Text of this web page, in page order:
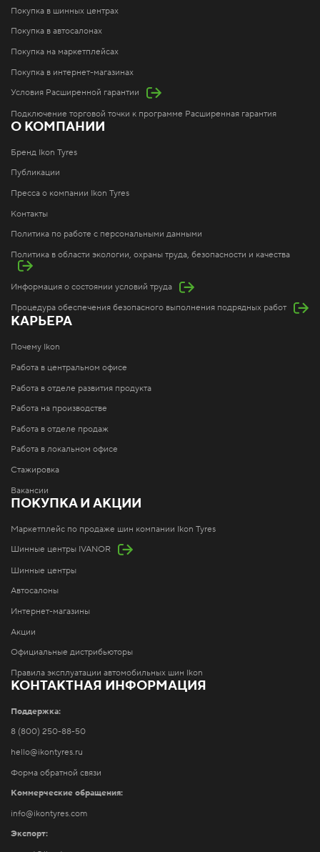
Покупка в шинных центрах
Покупка в автосалонах
Покупка на маркетплейсах
Покупка в интернет-магазинах
Условия Расширенной гарантии
Подключение торговой точки к программе Расширенная гарантия
О КОМПАНИИ
Бренд Ikon Tyres
Публикации
Пресса о компании Ikon Tyres
Контакты
Политика по работе с персональными данными
Политика в области экологии, охраны труда, безопасности и качества
Информация о состоянии условий труда
Процедура обеспечения безопасного выполнения подрядных работ
КАРЬЕРА
Почему Ikon
Работа в центральном офисе
Работа в отделе развития продукта
Работа на производстве
Работа в отделе продаж
Работа в локальном офисе
Стажировка
Вакансии
ПОКУПКА И АКЦИИ
Маркетплейс по продаже шин компании Ikon Tyres
Шинные центры IVANOR
Шинные центры
Автосалоны
Интернет-магазины
Акции
Официальные дистрибьюторы
Правила эксплуатации автомобильных шин Ikon
КОНТАКТНАЯ ИНФОРМАЦИЯ
Поддержка:
8 (800) 250-88-50
hello@ikontyres.ru
Форма обратной связи
Коммерческие обращения:
info@ikontyres.com
Экспорт: